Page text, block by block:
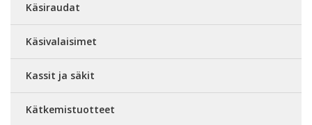
Käsiraudat
Käsivalaisimet
Kassit ja säkit
Kätkemistuotteet